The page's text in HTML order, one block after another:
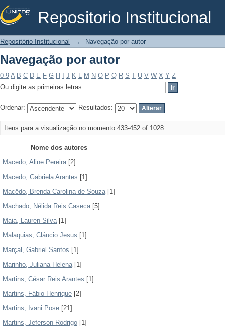
Repositorio Institucional
Navegação por autor
Repositório Institucional → Navegação por autor
Navegação por autor
0-9 A B C D E F G H J K L M N O P Q R S T U V W X Y Z
Ou digite as primeiras letras:
Ordenar: Resultados:
Itens para a visualização no momento 433-452 of 1028
Nome dos autores
Macedo, Aline Pereira[2]
Macedo, Gabriela Arantes [1]
Macêdo, Brenda Carolina de Souza[1]
Machado, Nélida Reis Caseca[5]
Maia, Lauren Silva[1]
Malaquias, Cláucio Jesus [1]
Marçal, Gabriel Santos [1]
Marinho, Juliana Helena[1]
Martins, César Reis Arantes [1]
Martins, Fábio Henrique [2]
Martins, Ivani Pose [21]
Martins, Jeferson Rodrigo [1]